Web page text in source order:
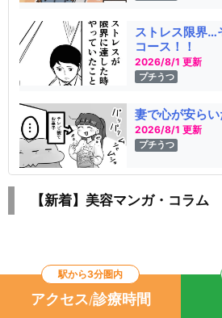
ストレス限界…
コース！！
2026/8/1 更新
プチうつ
妻で心が安ら
2026/8/1 更新
プチうつ
【新着】美容マンガ・コラム
診療時間外における緊急の電話相談について
算定加算項目一覧はこ
駅から3分圏内
アクセス/診療時間